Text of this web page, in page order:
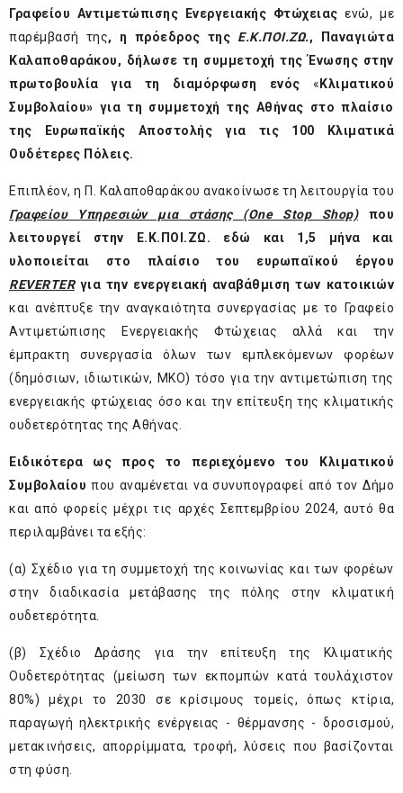
Γραφείου Αντιμετώπισης Ενεργειακής Φτώχειας ενώ, με
παρέμβασή της, η πρόεδρος της Ε.Κ.ΠΟΙ.ΖΩ., Παναγιώτα
Καλαποθαράκου, δήλωσε τη συμμετοχή της Ένωσης στην
πρωτοβουλία για τη διαμόρφωση ενός « Κλιματικού
Συμβολαίου» για τη συμμετοχή της Αθήνας στο πλαίσιο
της Ευρωπαϊκής Αποστολής για τις 100 Κλιματικά
Ουδέτερες Πόλεις.
Επιπλέον, η Π. Καλαποθαράκου ανακοίνωσε τη λειτουργία του
Γραφείου Υπηρεσιών μια στάσης (One Stop Shop)που
λειτουργεί στην Ε.Κ.ΠΟΙ.ΖΩ. εδώ και 1,5 μήνα και
υλοποιείται στο πλαίσιο του ευρωπαϊκού έργου
REVERTER για την ενεργειακή αναβάθμιση των κατοικιών
και ανέπτυξε την αναγκαιότητα συνεργασίας με το Γραφείο
Αντιμετώπισης Ενεργειακής Φτώχειας αλλά και την
έμπρακτη συνεργασία όλων των εμπλεκόμενων φορέων
(δημόσιων, ιδιωτικών, ΜΚΟ) τόσο για την αντιμετώπιση της
ενεργειακής φτώχειας όσο και την επίτευξη της κλιματικής
ουδετερότητας της Αθήνας.
Ειδικότερα ως προς το περιεχόμενο του Κλιματικού
Συμβολαίουπου αναμένεται να συνυπογραφεί από τον Δήμο
και από φορείς μέχρι τις αρχές Σεπτεμβρίου 2024, αυτό θα
περιλαμβάνει τα εξής:
(α) Σχέδιο για τη συμμετοχή της κοινωνίας και των φορέων
στην διαδικασία μετάβασης της πόλης στην κλιματική
ουδετερότητα.
(β) Σχέδιο Δράσης για την επίτευξη της Κλιματικής
Ουδετερότητας (μείωση των εκπομπών κατά τουλάχιστον
80%) μέχρι το 2030 σε κρίσιμους τομείς, όπως κτίρια,
παραγωγή ηλεκτρικής ενέργειας - θέρμανσης - δροσισμού,
μετακινήσεις, απορρίμματα, τροφή, λύσεις που βασίζονται
στη φύση.